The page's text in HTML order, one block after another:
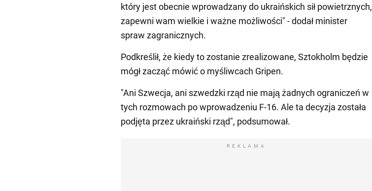
który jest obecnie wprowadzany do ukraińskich sił powietrznych,
zapewni wam wielkie i ważne możliwości" - dodał minister
spraw zagranicznych.
Podkreślił, że kiedy to zostanie zrealizowane, Sztokholm będzie
mógł zacząć mówić o myśliwcach Gripen.
"Ani Szwecja, ani szwedzki rząd nie mają żadnych ograniczeń w
tych rozmowach po wprowadzeniu F-16. Ale ta decyzja została
podjęta przez ukraiński rząd", podsumował.
REKLAMA